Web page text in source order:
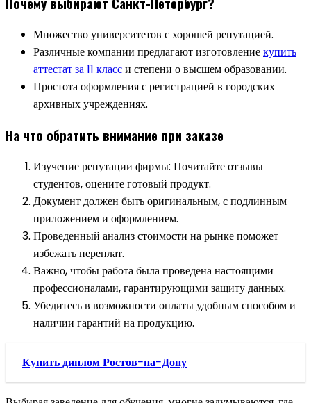
Множество университетов с хорошей репутацией.
Различные компании предлагают изготовлениекупить
аттестат за 11 класси степени о высшем образовании.
Простота оформления с регистрацией в городских
архивных учреждениях.
На что обратить внимание при заказе
Изучение репутации фирмы: Почитайте отзывы
студентов, оцените готовый продукт.
Документ должен быть оригинальным, с подлинным
приложением и оформлением.
Проведенный анализ стоимости на рынке поможет
избежать переплат.
Важно, чтобы работа была проведена настоящими
профессионалами, гарантирующими защиту данных.
Убедитесь в возможности оплаты удобным способом и
наличии гарантий на продукцию.
Купить диплом Ростов-на-Дону